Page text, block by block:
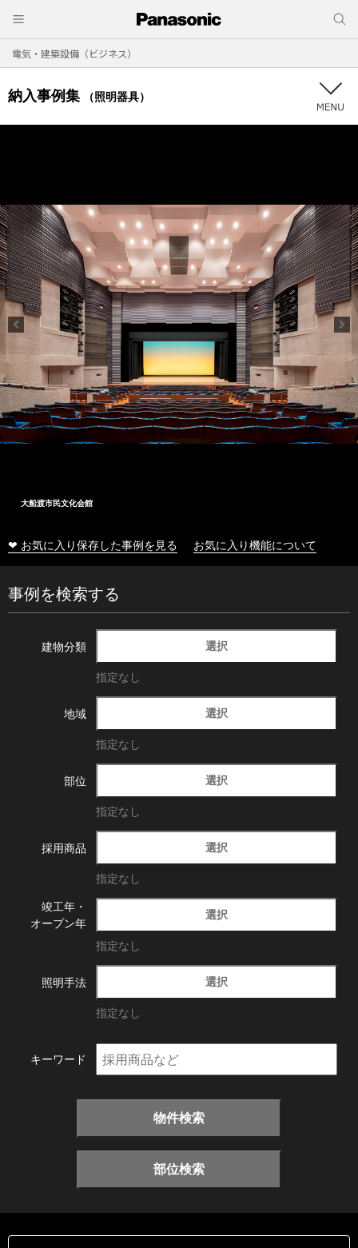
電気・建築設備（ビジネス）
納入事例集 （照明器具）
大船渡市民文化会館
❤ お気に入り保存した事例を見る お気に入り機能について
事例を検索する
建物分類 選択
指定なし
地域 選択
指定なし
部位 選択
指定なし
採用商品 選択
指定なし
竣工年・
オープン年
選択
指定なし
照明手法 選択
指定なし
キーワード
物件検索
部位検索